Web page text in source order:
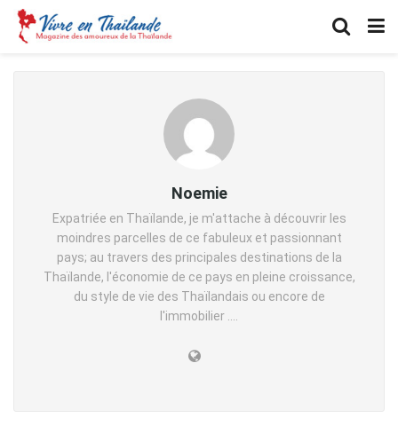
Noemie
Expatriée en Thaïlande, je m'attache à découvrir les
moindres parcelles de ce fabuleux et passionnant
pays; au travers des principales destinations de la
Thaïlande, l'économie de ce pays en pleine croissance,
du style de vie des Thaïlandais ou encore de
l'immobilier ....